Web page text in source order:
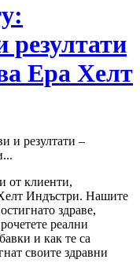
резултати
Ера Хелт
и резултати –
от клиенти,
Индъстри. Нашите
здраве,
реални
и как те са
своите здравни